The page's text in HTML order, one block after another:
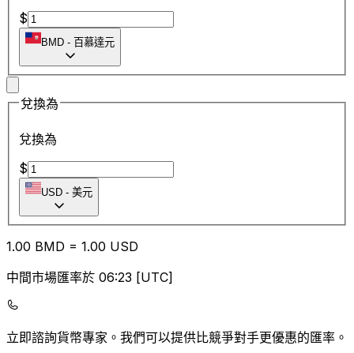
$
BMD - 百慕達元
兌換為
兌換為
$
USD - 美元
1.00 BMD = 1.00 USD
中間市場匯率於 06:23 [UTC]
立即諮詢貨幣專家。 我們可以提供比競爭對手更優惠的匯率。